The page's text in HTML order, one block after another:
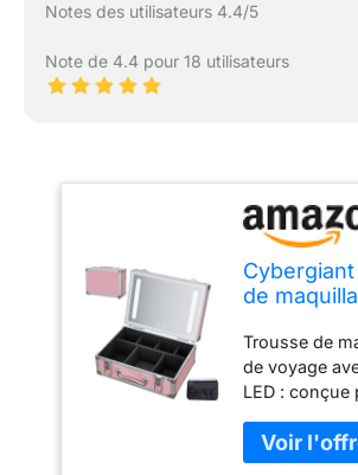
Notes des utilisateurs 4.4/5
Note de 4.4 pour 18 utilisateurs
de
LED -
rose avec
maquillage
avec
pour
Trousse de
de voyage
LED : conçue
notre trousse
maquillage